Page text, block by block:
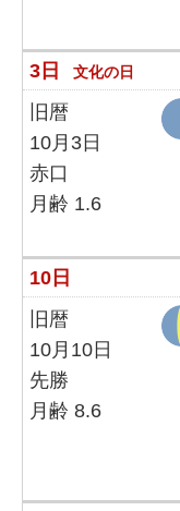
3日 文化の日
旧暦
10月3日
赤口
月齢 1.6
10日
旧暦
10月10日
先勝
月齢 8.6